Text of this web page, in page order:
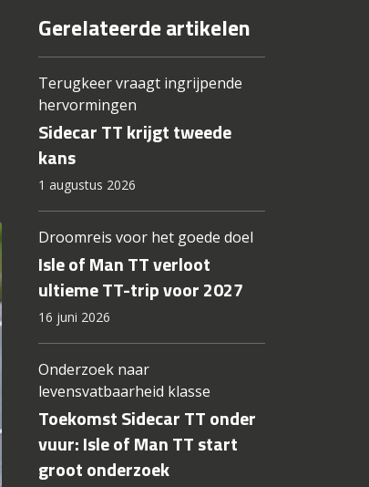
Gerelateerde artikelen
Terugkeer vraagt ingrijpende
hervormingen
Sidecar TT krijgt tweede
kans
1 augustus 2026
Droomreis voor het goede doel
Isle of Man TT verloot
ultieme TT-trip voor 2027
16 juni 2026
Onderzoek naar
levensvatbaarheid klasse
Toekomst Sidecar TT onder
vuur: Isle of Man TT start
groot onderzoek